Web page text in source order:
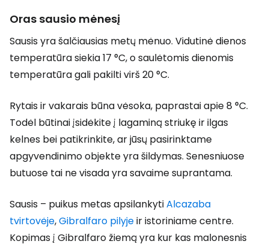
Oras sausio mėnesį
Sausis yra šalčiausias metų mėnuo. Vidutinė dienos
temperatūra siekia 17 °C, o saulėtomis dienomis
temperatūra gali pakilti virš 20 °C.
Rytais ir vakarais būna vėsoka, paprastai apie 8 °C.
Todėl būtinai įsidėkite į lagaminą striukę ir ilgas
kelnes bei patikrinkite, ar jūsų pasirinktame
apgyvendinimo objekte yra šildymas. Senesniuose
butuose tai ne visada yra savaime suprantama.
Sausis – puikus metas apsilankytiAlcazaba
tvirtovėje,Gibralfaro pilyjeir istoriniame centre.
Kopimas į Gibralfaro žiemą yra kur kas malonesnis